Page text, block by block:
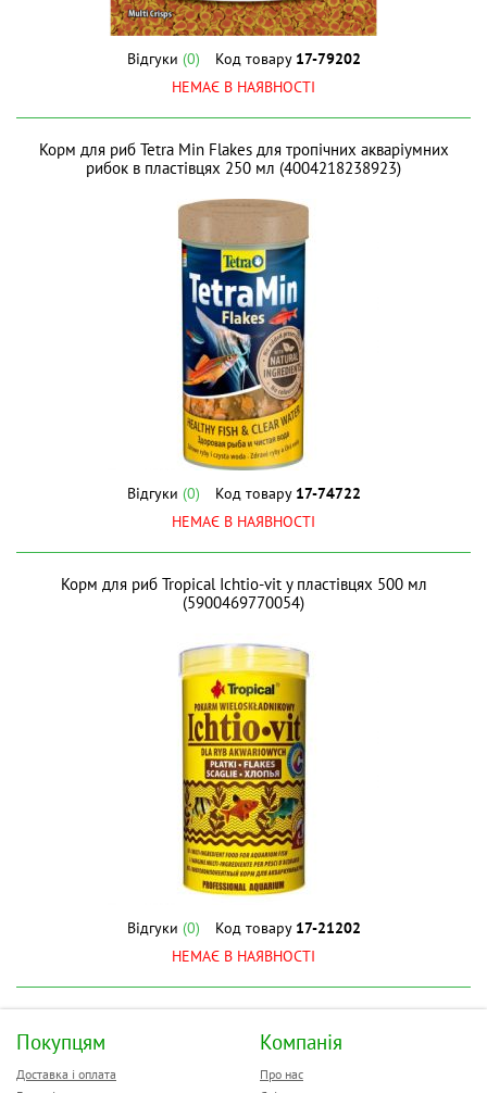
Відгуки (0) Код товару 17-79202
НЕМАЄ В НАЯВНОСТІ
Корм для риб Tetra Min Flakes для тропічних акваріумних
рибок в пластівцях 250 мл (4004218238923)
Відгуки (0) Код товару 17-74722
НЕМАЄ В НАЯВНОСТІ
Корм для риб Tropical Ichtio-vit у пластівцях 500 мл
(5900469770054)
Відгуки (0) Код товару 17-21202
НЕМАЄ В НАЯВНОСТІ
Покупцям
Доставка і оплата
Компанія
Про нас